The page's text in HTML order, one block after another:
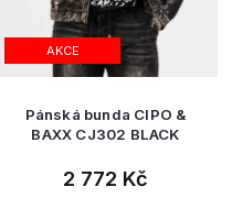
AKCE
Pánská bunda CIPO &
BAXX CJ302 BLACK
2 772 Kč